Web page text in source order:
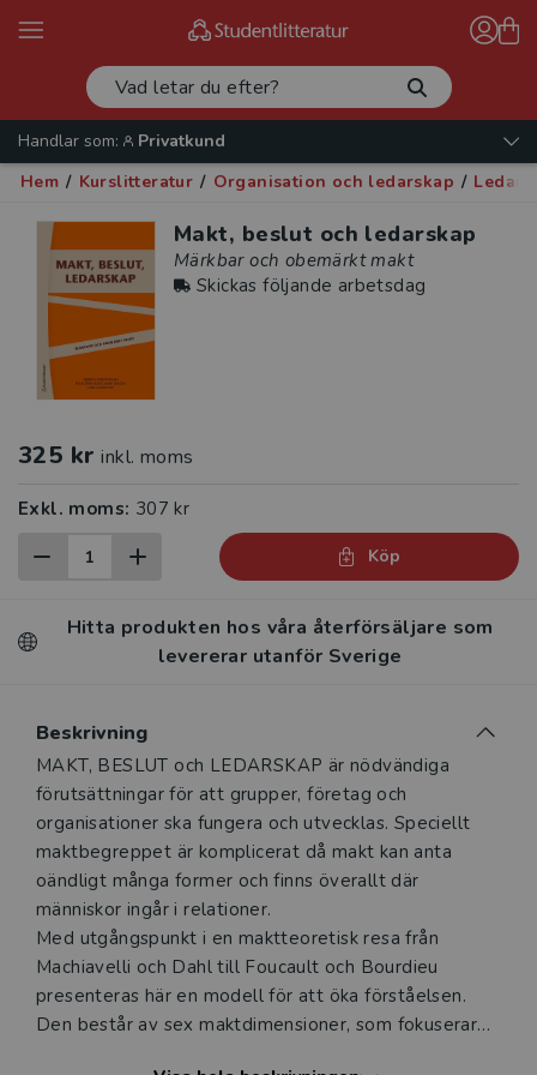
Handlar som:
Privatkund
Hem / Kurslitteratur / Organisation och ledarskap /
Makt, beslut och ledarskap
Märkbar och obemärkt makt
Skickas följande arbetsdag
325 kr inkl. moms
Exkl. moms: 307 kr
Köp
Hitta produkten hos våra återförsäljare som
levererar utanför Sverige
Beskrivning
Beskrivning
MAKT, BESLUT och LEDARSKAP är nödvändiga
förutsättningar för att grupper, företag och
organisationer ska fungera och utvecklas. Speciellt
maktbegreppet är komplicerat då makt kan anta
oändligt många former och finns överallt där
människor ingår i relationer.
Med utgångspunkt i en maktteoretisk resa från
Machiavelli och Dahl till Foucault och Bourdieu
presenteras här en modell för att öka förståelsen.
Den består av sex maktdimensioner, som fokuserar